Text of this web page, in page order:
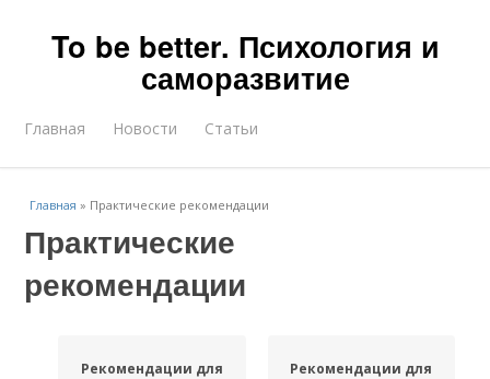
To be better. Психология и
саморазвитие
Главная Новости Статьи
Главная » Практические рекомендации
Практические
рекомендации
Рекомендации для
Рекомендации для